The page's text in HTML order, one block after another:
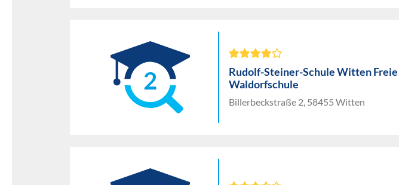
2
Rudolf-Steiner-Schule Witten Freie
Waldorfschule
Billerbeckstraße 2, 58455 Witten